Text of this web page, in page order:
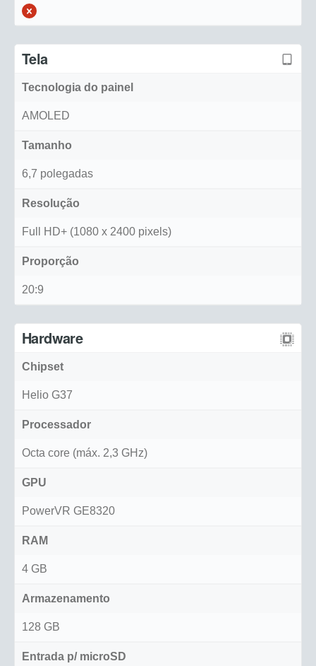
Tela
Tecnologia do painel
AMOLED
Tamanho
6,7 polegadas
Resolução
Full HD+ (1080 x 2400 pixels)
Proporção
20:9
Hardware
Chipset
Helio G37
Processador
Octa core (máx. 2,3 GHz)
GPU
PowerVR GE8320
RAM
4 GB
Armazenamento
128 GB
Entrada p/ microSD